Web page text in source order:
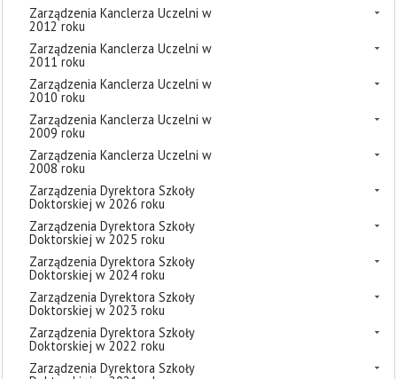
Zarządzenia Kanclerza Uczelni w
2012 roku
Zarządzenia Kanclerza Uczelni w
2011 roku
Zarządzenia Kanclerza Uczelni w
2010 roku
Zarządzenia Kanclerza Uczelni w
2009 roku
Zarządzenia Kanclerza Uczelni w
2008 roku
Zarządzenia Dyrektora Szkoły
Doktorskiej w 2026 roku
Zarządzenia Dyrektora Szkoły
Doktorskiej w 2025 roku
Zarządzenia Dyrektora Szkoły
Doktorskiej w 2024 roku
Zarządzenia Dyrektora Szkoły
Doktorskiej w 2023 roku
Zarządzenia Dyrektora Szkoły
Doktorskiej w 2022 roku
Zarządzenia Dyrektora Szkoły